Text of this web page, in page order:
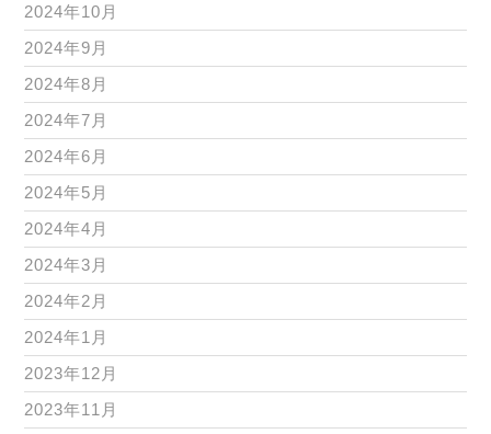
2024年10月
2024年9月
2024年8月
2024年7月
2024年6月
2024年5月
2024年4月
2024年3月
2024年2月
2024年1月
2023年12月
2023年11月